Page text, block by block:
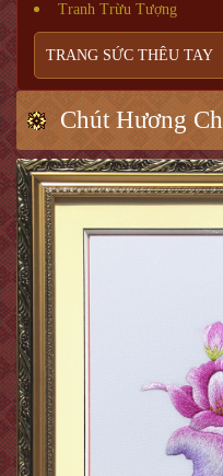
Tranh Trừu Tượng
TRANG SỨC THÊU TAY
Chút Hương
Đơn)